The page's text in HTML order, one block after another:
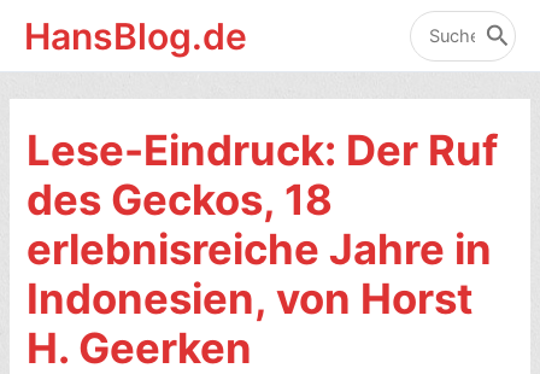
Inhalt
springen
HansBlog.de
Search
for:
Lese-Eindruck: Der Ruf
des Geckos, 18
erlebnisreiche Jahre in
Indonesien, von Horst
H. Geerken